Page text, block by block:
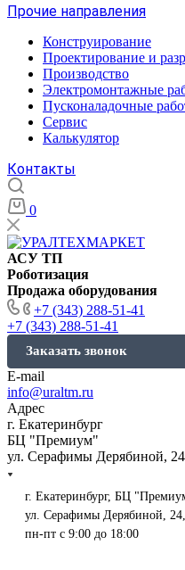
Прочие направления
Конструирование
Проектирование и
Производство
Электромонтажные
Пусконаладочные
Сервис
Калькулятор
Контакты
0
АСУ ТП
Роботизация
Продажа оборудования
+7 (343) 288-51-41
+7 (343) 288-51-41
Заказать звонок
E-mail
info@uraltm.ru
Адрес
г. Екатеринбург
БЦ "Премиум"
ул. Серафимы Дерябиной,
г. Екатеринбург, БЦ
ул. Серафимы Дерябиной,
пн-пт с 9:00 до 18:00